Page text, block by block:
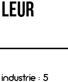
leur
: 5